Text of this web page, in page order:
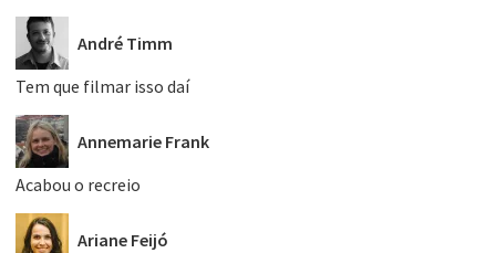
André Timm
Tem que filmar isso daí
Annemarie Frank
Acabou o recreio
Ariane Feijó